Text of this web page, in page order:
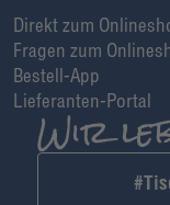
Direkt zum
Fragen zum
Bestell-App
Lieferanten-Portal